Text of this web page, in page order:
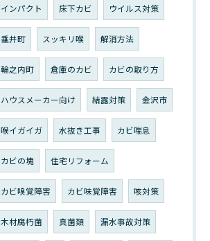
インパクト 床下カビ ウイルス対策
垂井町 スッキリ喉 解消方法
輪之内町 倉庫のカビ カビの取り方
ハウスメーカー向け 結露対策 金沢市
喉イガイガ 水抜き工事 カビ喘息
カビの塊 住宅リフォーム
カビ嗅覚障害 カビ味覚障害 咳対策
木材腐朽菌 真菌類 漏水事故対策